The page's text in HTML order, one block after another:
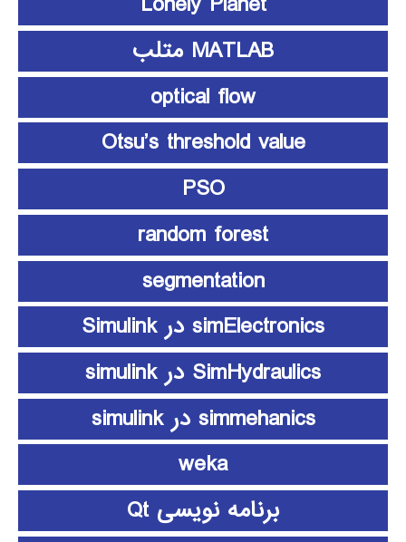
MATLAB متلب
optical flow
Otsu’s threshold value
PSO
random forest
segmentation
simElectronics در Simulink
SimHydraulics در simulink
simmehanics در simulink
weka
برنامه نویسی Qt